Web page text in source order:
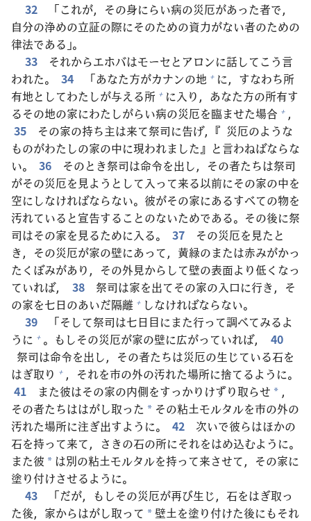
32 「これが，その身にらい病の災厄があった者で，
自分の浄めの立証の際にそのための資力がない者のための
律法である」。
33
それからエホバはモーセとアロンに話してこう言
われた。
34 「あなた方がカナンの地 + に，すなわち所
有地としてわたしが与える所 + に入り，あなた方の所有す
るその地の家にわたしがらい病の災厄を臨ませた場合 + ，
35
その家の持ち主は来て祭司に告げ，『 災厄のような
ものがわたしの家の中に現われました』と言わねばならな
い。
36 そのとき祭司は命令を出し，その者たちは祭司
がその災厄を 見ようとして入って来る以前にその家の中を
空にしなければならない。 彼がその家にあるすべての物を
汚れていると宣告することのないためである。その後に祭
司はその家を 見るために入る。 37 その災厄を 見たと
き，その災厄が家の壁にあって， 黄緑のまたは赤みがかっ
たくぼみがあり，その外見からして壁の表面より低くなっ
ていれば，
38 祭司は家を出てその家の入口に行き，そ
の家を七日のあいだ隔離 + しなければならない。
39
「そして祭司は七日目にまた行って調べてみるよ
うに + 。もしその災厄が家の壁に広がっていれば，
40
祭司は命令を出し，その者たちは災厄の生じている石を
はぎ取り + ，それを市の外の汚れた場所に捨てるように。
41
また彼はその家の内側をすっかりけずり取らせ * ，
その者たちははがし取った * その粘土モルタルを市の外の
汚れた場所に注ぎ出すように。 42 次いで彼らはほかの
石を持って来て，さきの石の所にそれをはめ込むように。
また彼 * は別の粘土モルタルを持って来させて，その家に
塗り付けさせるように。
43
「だが，もしその災厄が再び生じ， 石をはぎ取っ
た後， 家からはがし取って * 壁土を塗り付けた後にもそれ